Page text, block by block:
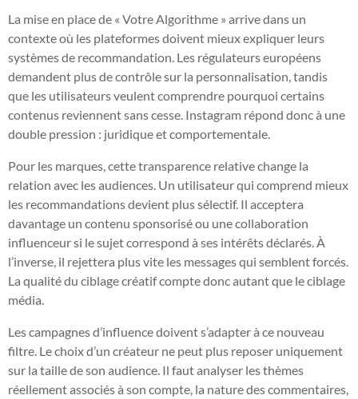
La mise en place de « Votre Algorithme » arrive dans un
contexte où les plateformes doivent mieux expliquer leurs
systèmes de recommandation. Les régulateurs européens
demandent plus de contrôle sur la personnalisation, tandis
que les utilisateurs veulent comprendre pourquoi certains
contenus reviennent sans cesse. Instagram répond donc à une
double pression : juridique et comportementale.
Pour les marques, cette transparence relative change la
relation avec les audiences. Un utilisateur qui comprend mieux
les recommandations devient plus sélectif. Il acceptera
davantage un contenu sponsorisé ou une collaboration
influenceur si le sujet correspond à ses intérêts déclarés. À
l’inverse, il rejettera plus vite les messages qui semblent forcés.
La qualité du ciblage créatif compte donc autant que le ciblage
média.
Les campagnes d’influence doivent s’adapter à ce nouveau
filtre. Le choix d’un créateur ne peut plus reposer uniquement
sur la taille de son audience. Il faut analyser les thèmes
réellement associés à son compte, la nature des commentaires,